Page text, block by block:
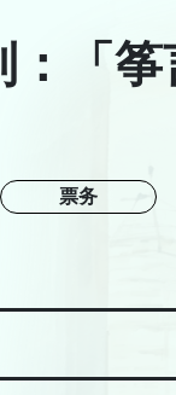
A
：「
票务